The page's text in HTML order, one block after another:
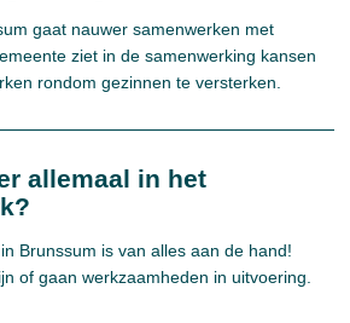
gaat nauwer samenwerken met
ziet in de samenwerking kansen
rondom gezinnen te versterken.
allemaal in het
Brunssum is van alles aan de hand!
of gaan werkzaamheden in uitvoering.